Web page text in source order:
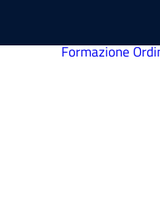
Formazione